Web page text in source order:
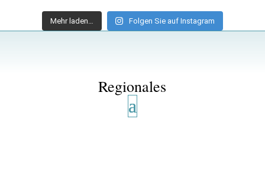
Mehr laden… Folgen Sie auf Instagram
Regionales